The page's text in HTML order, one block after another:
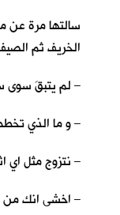
سالتها مرة عن
الخريف ثم
– لم يتبقَ سوى
– و ما الذي
– نتزوج مثل اي
– اخشى انك من